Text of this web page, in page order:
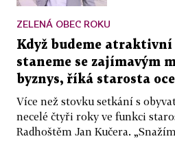
ZELENÁ OBEC ROKU
Když budeme atraktivní
staneme se zajímavým
byznys, říká starosta
Více než stovku setkání s
necelé čtyři roky ve funkci
Radhoštěm Jan Kučera.